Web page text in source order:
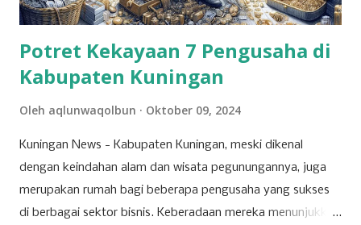
Potret Kekayaan 7 Pengusaha di
Kabupaten Kuningan
Oleh aqlunwaqolbun Oktober 09, 2024
Kuningan News - Kabupaten Kuningan, meski dikenal
dengan keindahan alam dan wisata pegunungannya, juga
merupakan rumah bagi beberapa pengusaha yang sukses
di berbagai sektor bisnis. Keberadaan mereka menunjukkan